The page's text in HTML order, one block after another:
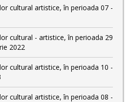
cultural artistice, în perioada 07 -
cultural - artistice, în perioada 29
2022
cultural artistice, în perioada 10 -
cultural artistice, în perioada 08 -